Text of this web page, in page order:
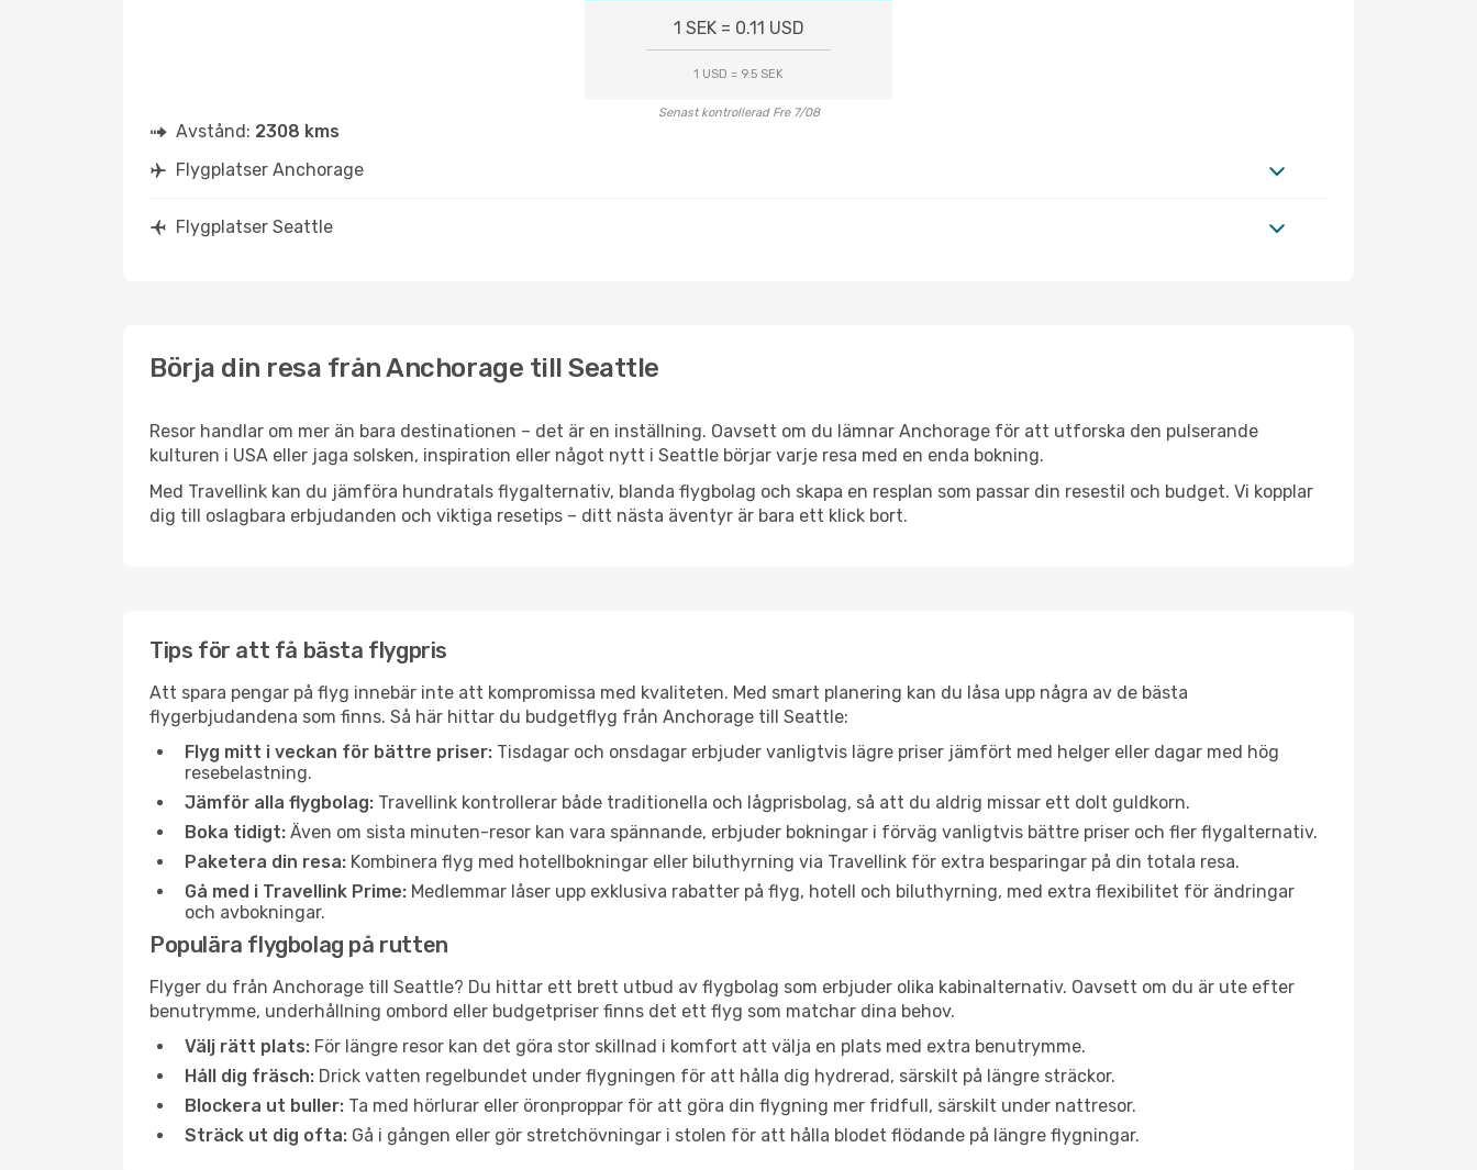
1 SEK = 0.11 USD
1 USD = 9.5 SEK
Senast kontrollerad Fre 7/08
Avstånd: 2308 kms
Flygplatser Anchorage
Flygplatser Seattle
Börja din resa från Anchorage till Seattle
Resor handlar om mer än bara destinationen – det är en inställning. Oavsett om du lämnar Anchorage för att utforska den pulserande
kulturen i USA eller jaga solsken, inspiration eller något nytt i Seattle börjar varje resa med en enda bokning.
Med Travellink kan du jämföra hundratals flygalternativ, blanda flygbolag och skapa en resplan som passar din resestil och budget. Vi kopplar
dig till oslagbara erbjudanden och viktiga resetips – ditt nästa äventyr är bara ett klick bort.
Tips för att få bästa flygpris
Att spara pengar på flyg innebär inte att kompromissa med kvaliteten. Med smart planering kan du låsa upp några av de bästa
flygerbjudandena som finns. Så här hittar du budgetflyg från Anchorage till Seattle:
Flyg mitt i veckan för bättre priser: Tisdagar och onsdagar erbjuder vanligtvis lägre priser jämfört med helger eller dagar med hög
resebelastning.
Jämför alla flygbolag: Travellink kontrollerar både traditionella och lågprisbolag, så att du aldrig missar ett dolt guldkorn.
Boka tidigt: Även om sista minuten-resor kan vara spännande, erbjuder bokningar i förväg vanligtvis bättre priser och fler flygalternativ.
Paketera din resa: Kombinera flyg med hotellbokningar eller biluthyrning via Travellink för extra besparingar på din totala resa.
Gå med i Travellink Prime: Medlemmar låser upp exklusiva rabatter på flyg, hotell och biluthyrning, med extra flexibilitet för ändringar
och avbokningar.
Populära flygbolag på rutten
Flyger du från Anchorage till Seattle? Du hittar ett brett utbud av flygbolag som erbjuder olika kabinalternativ. Oavsett om du är ute efter
benutrymme, underhållning ombord eller budgetpriser finns det ett flyg som matchar dina behov.
Välj rätt plats: För längre resor kan det göra stor skillnad i komfort att välja en plats med extra benutrymme.
Håll dig fräsch: Drick vatten regelbundet under flygningen för att hålla dig hydrerad, särskilt på längre sträckor.
Blockera ut buller: Ta med hörlurar eller öronproppar för att göra din flygning mer fridfull, särskilt under nattresor.
Sträck ut dig ofta: Gå i gången eller gör stretchövningar i stolen för att hålla blodet flödande på längre flygningar.